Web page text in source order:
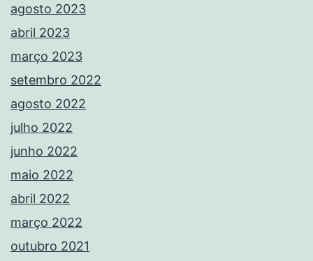
agosto 2023
abril 2023
março 2023
setembro 2022
agosto 2022
julho 2022
junho 2022
maio 2022
abril 2022
março 2022
outubro 2021